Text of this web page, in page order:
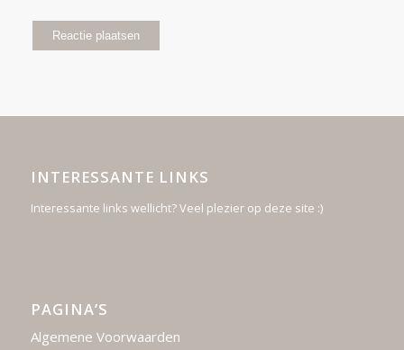
INTERESSANTE LINKS
Interessante links wellicht? Veel plezier op deze site :)
PAGINA’S
Algemene Voorwaarden